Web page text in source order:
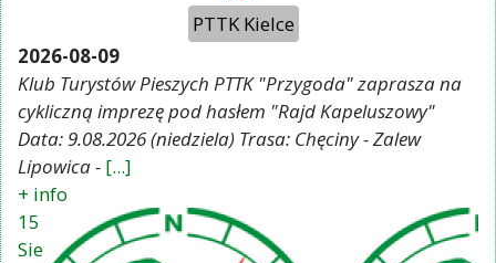
PTTK Kielce
2026-08-09
Klub Turystów Pieszych PTTK "Przygoda" zaprasza na
cykliczną imprezę pod hasłem "Rajd Kapeluszowy"
Data: 9.08.2026 (niedziela) Trasa: Chęciny - Zalew
Lipowica - [...]
+ info
15
Sie